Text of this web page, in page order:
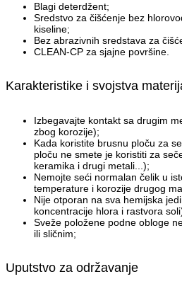
Blagi deterdžent;
Sredstvo za čišćenje bez
kiseline;
Bez abrazivnih sredstava za
CLEAN-CP za sjajne površine.
Karakteristike i svojstva
Izbegavajte kontakt sa drugim
zbog korozije);
Kada koristite brusnu ploču za
ploču ne smete je koristiti za
keramika i drugi metali...);
Nemojte seći normalan čelik u
temperature i korozije drugog
Nije otporan na sva hemijska
koncentracije hlora i rastvora
Sveže položene podne obloge
ili sličnim;
Uputstvo za održavanje